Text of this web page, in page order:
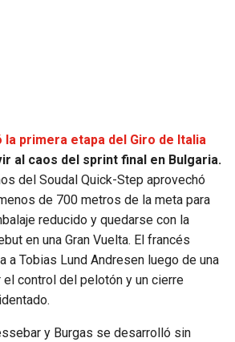
la primera etapa del Giro de Italia
al caos del sprint final en Bulgaria.
del Soudal Quick-Step aprovechó
de 700 metros de la meta para
reducido y quedarse con la
en una Gran Vuelta. El francés
a Tobias Lund Andresen luego de una
el control del pelotón y un cierre
y Burgas se desarrolló sin